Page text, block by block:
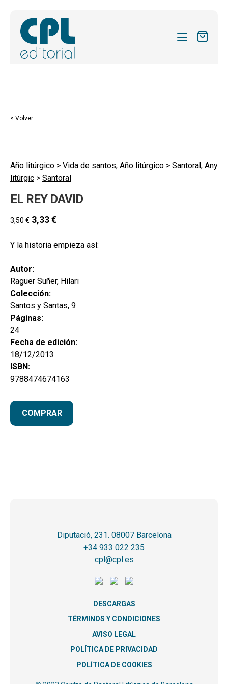
REVISTAS
ACTUALIDAD
BLOG
CONTACTO
CAT
ESP
< Volver
Año litúrgico > Vida de santos, Año litúrgico > Santoral, Any
litúrgic > Santoral
EL REY DAVID
3,50€ 3,33€
Y la historia empieza así:
Autor:
Raguer Suñer, Hilari
Colección:
Santos y Santas, 9
Páginas:
24
Fecha de edición:
18/12/2013
ISBN:
9788474674163
COMPRAR
Diputació, 231. 08007 Barcelona
+34 933 022 235
cpl@cpl.es
DESCARGAS
TÉRMINOS Y CONDICIONES
AVISO LEGAL
POLÍTICA DE PRIVACIDAD
POLÍTICA DE COOKIES